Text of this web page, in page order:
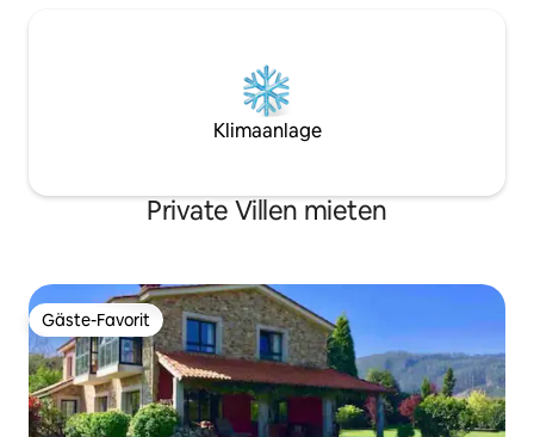
Klimaanlage
Private Villen mieten
Gäste-Favorit
Gäste-Favorit